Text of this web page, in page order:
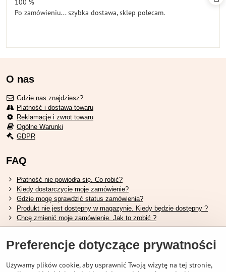
100 %
Po zamówieniu... szybka dostawa, sklep polecam.
O nas
Gdzie nas znajdziesz?
Platność i dostawa towaru
Reklamacje i zwrot towaru
Ogólne Warunki
GDPR
FAQ
Płatność nie powiodła się. Co robić?
Kiedy dostarczycie moje zamówienie?
Gdzie mogę sprawdzić status zamówienia?
Produkt nie jest dostępny w magazynie. Kiedy będzie dostępny ?
Chcę zmienić moje zamówienie. Jak to zrobić ?
Przydatne linki
Tabela rozmiarów butów Shimano.
Preferencje dotyczące prywatności
Używamy plików cookie, aby usprawnić Twoją wizytę na tej stronie,